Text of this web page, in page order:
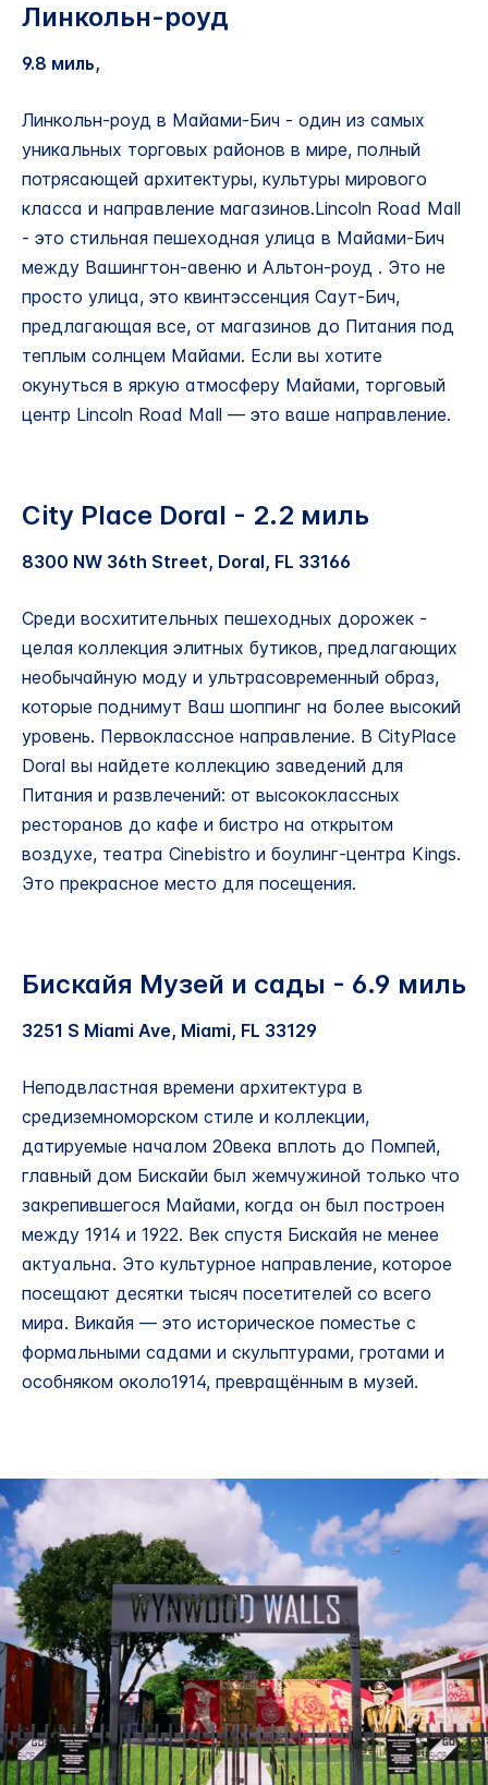
Линкольн-роуд
9.8 миль,
Линкольн-роуд в Майами-Бич - один из самых
уникальных торговых районов в мире, полный
потрясающей архитектуры, культуры мирового
класса и направление магазинов.Lincoln Road Mall
- это стильная пешеходная улица в Майами-Бич
между Вашингтон-авеню и Альтон-роуд . Это не
просто улица, это квинтэссенция Саут-Бич,
предлагающая все, от магазинов до Питания под
теплым солнцем Майами. Если вы хотите
окунуться в яркую атмосферу Майами, торговый
центр Lincoln Road Mall — это ваше направление.
City Place Doral - 2.2 миль
8300 NW 36th Street, Doral, FL 33166
Среди восхитительных пешеходных дорожек -
целая коллекция элитных бутиков, предлагающих
необычайную моду и ультрасовременный образ,
которые поднимут Ваш шоппинг на более высокий
уровень. Первоклассное направление. В CityPlace
Doral вы найдете коллекцию заведений для
Питания и развлечений: от высококлассных
ресторанов до кафе и бистро на открытом
воздухе, театра Cinebistro и боулинг-центра Kings.
Это прекрасное место для посещения.
Бискайя Музей и сады - 6.9 миль
3251 S Miami Ave, Miami, FL 33129
Неподвластная времени архитектура в
средиземноморском стиле и коллекции,
датируемые началом 20века вплоть до Помпей,
главный дом Бискайи был жемчужиной только что
закрепившегося Майами, когда он был построен
между 1914 и 1922. Век спустя Бискайя не менее
актуальна. Это культурное направление, которое
посещают десятки тысяч посетителей со всего
мира. Викайя — это историческое поместье с
формальными садами и скульптурами, гротами и
особняком около1914, превращённым в музей.